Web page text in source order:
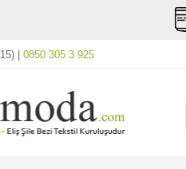
| 0850 305 3 925